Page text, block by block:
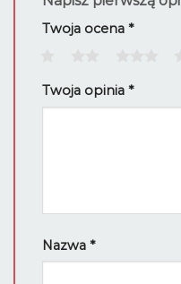
Twoja ocena *
Twoja opinia *
Nazwa *